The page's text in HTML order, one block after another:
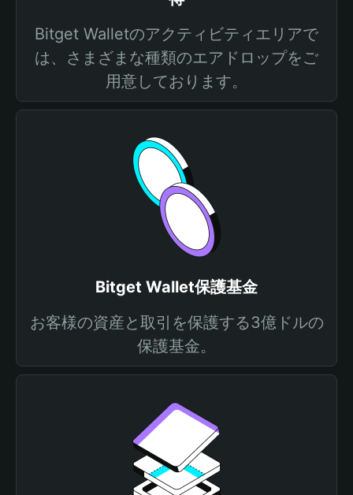
Bitget Walletのアクティビティエリアで
は、さまざまな種類のエアドロップをご
用意しております。
Bitget Wallet保護基金
お客様の資産と取引を保護する3億ドルの
保護基金。